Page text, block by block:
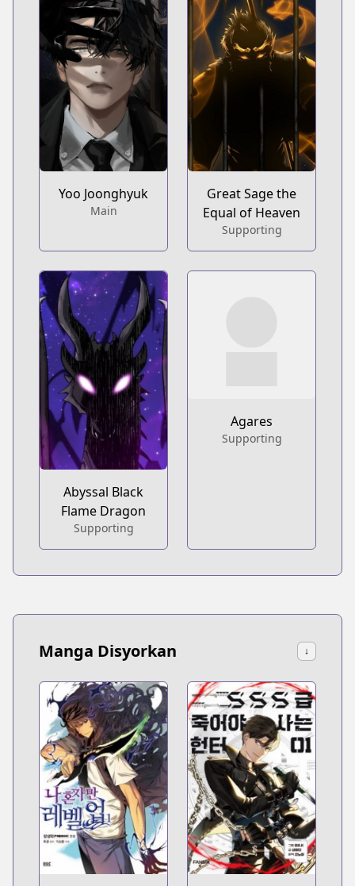
Yoo Joonghyuk
Main
Great Sage the
Equal of Heaven
Supporting
Abyssal Black
Flame Dragon
Supporting
Agares
Supporting
Manga Disyorkan ↓